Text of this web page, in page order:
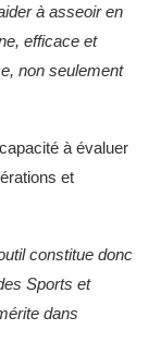
à asseoir en
efficace et
non seulement
à évaluer
et
constitue donc
Sports et
dans